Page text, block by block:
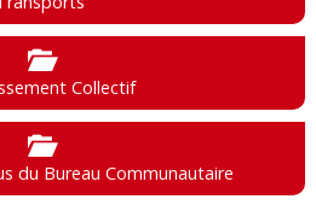
Collectif
du Bureau Communautaire